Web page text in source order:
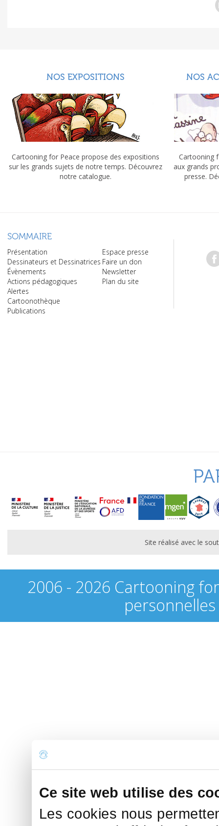
Ce site web utilise des
Les cookies nous
NOS EXPOSITIONS
Cartooning for Peace propose des expositions
sur les grands sujets de notre temps. Découvrez
notre catalogue.
NOS
Cartooning
aux grands
presse.
SOMMAIRE
Présentation
Dessinateurs et Dessinatrices
Évènements
Actions pédagogiques
Alertes
Cartoonothèque
Publications
Espace presse
Faire un don
Newsletter
Plan du site
Site réalisé avec le
2006 - 2026 Cartooning
personnelles